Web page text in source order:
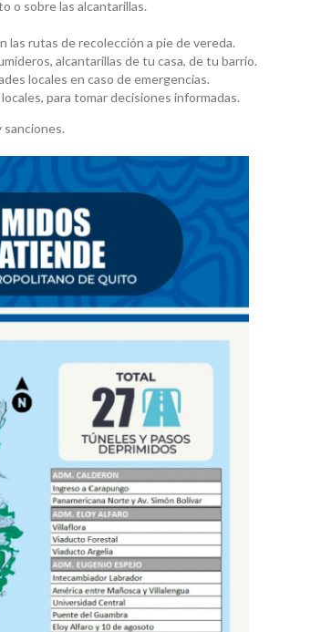
o sobre las alcantarillas.
las rutas de recolección a pie de vereda.
alcantarillas de tu casa, de tu barrio.
locales en caso de emergencias.
para tomar decisiones informadas.
sanciones.